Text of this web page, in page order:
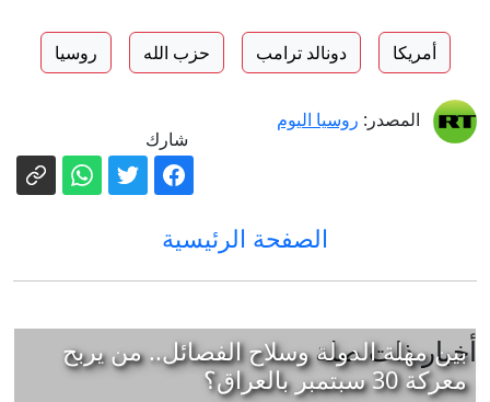
أمريكا دونالد ترامب حزب الله روسيا
المصدر: روسيا اليوم
شارك
الصفحة الرئيسية
أخبار ذات صلة
بين مهلة الدولة وسلاح الفصائل.. من يربح
معركة 30 سبتمبر بالعراق؟